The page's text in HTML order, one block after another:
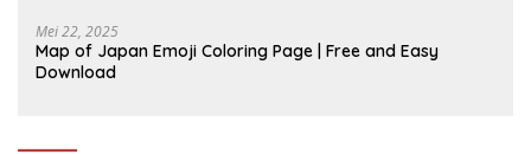
Mei 22, 2025
Map of Japan Emoji Coloring Page | Free and Easy
Download